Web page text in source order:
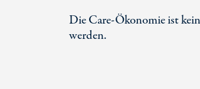
Die Care-Ökonomie ist
werden.